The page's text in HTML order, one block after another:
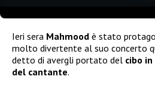
Ieri sera Mahmood è stato
molto divertente al suo concerto
detto di avergli portato del cibo
del cantante.